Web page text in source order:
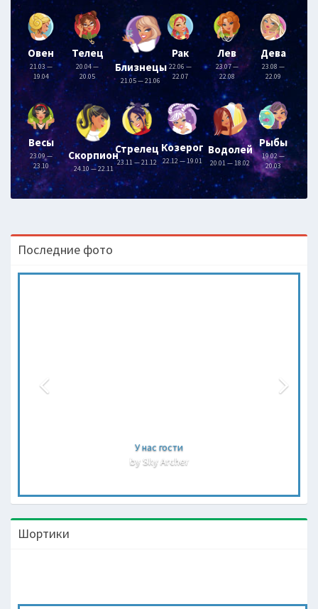
Овен
21.03 —
19.04
Телец
20.04 —
20.05
Близнецы
21.05 — 21.06
Рак
22.06 —
22.07
Лев
23.07 —
22.08
Дева
23.08 —
22.09
Весы
23.09 —
23.10
Скорпион
24.10 — 22.11
Стрелец
23.11 — 21.12
Козерог
22.12 — 19.01
Водолей
20.01 — 18.02
Рыбы
19.02 —
20.03
Последние фото
У нас гости
by Sky Archer
Шортики